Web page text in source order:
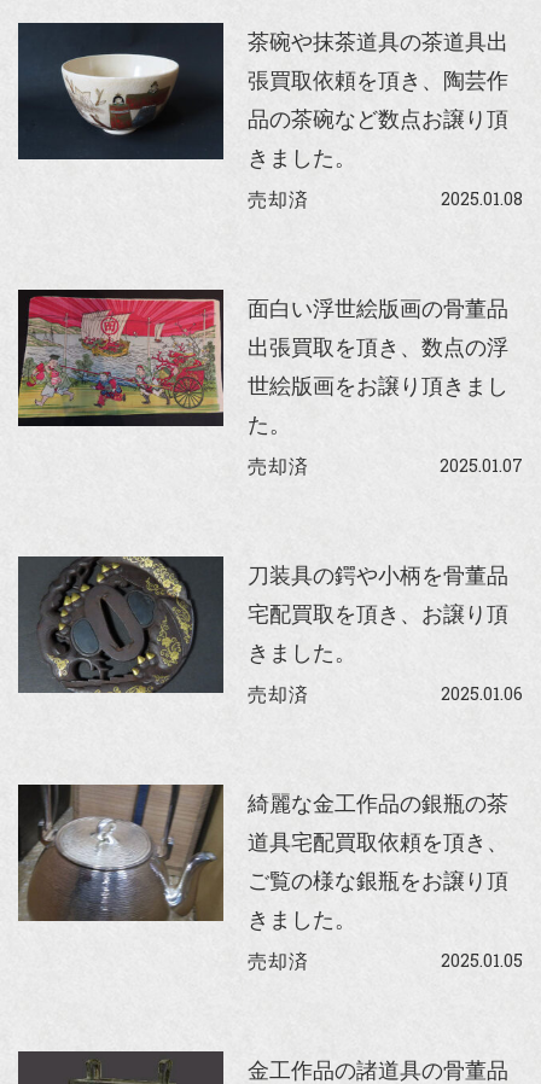
茶碗や抹茶道具の茶道具出
張買取依頼を頂き、陶芸作
品の茶碗など数点お譲り頂
きました。
売却済 2025.01.08
面白い浮世絵版画の骨董品
出張買取を頂き、数点の浮
世絵版画をお譲り頂きまし
た。
売却済 2025.01.07
刀装具の鍔や小柄を骨董品
宅配買取を頂き、お譲り頂
きました。
売却済 2025.01.06
綺麗な金工作品の銀瓶の茶
道具宅配買取依頼を頂き、
ご覧の様な銀瓶をお譲り頂
きました。
売却済 2025.01.05
金工作品の諸道具の骨董品